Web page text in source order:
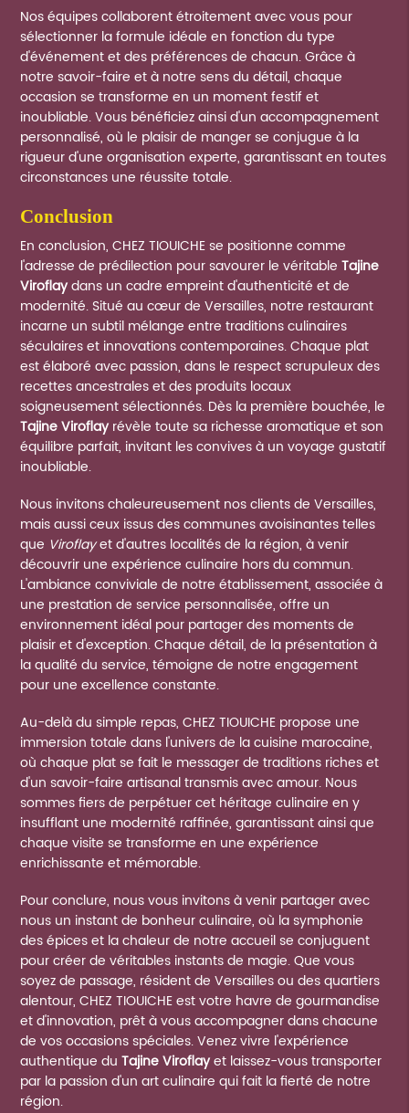
Nos équipes collaborent étroitement avec vous pour
sélectionner la formule idéale en fonction du type
d'événement et des préférences de chacun. Grâce à
notre savoir-faire et à notre sens du détail, chaque
occasion se transforme en un moment festif et
inoubliable. Vous bénéficiez ainsi d'un accompagnement
personnalisé, où le plaisir de manger se conjugue à la
rigueur d'une organisation experte, garantissant en toutes
circonstances une réussite totale.
conclusion
En conclusion, CHEZ TIOUICHE se positionne comme
l'adresse de prédilection pour savourer le véritableTajine
Viroflaydans un cadre empreint d'authenticité et de
modernité. Situé au cœur de Versailles, notre restaurant
incarne un subtil mélange entre traditions culinaires
séculaires et innovations contemporaines. Chaque plat
est élaboré avec passion, dans le respect scrupuleux des
recettes ancestrales et des produits locaux
soigneusement sélectionnés. Dès la première bouchée, le
Tajine Viroflay révèle toute sa richesse aromatique et son
équilibre parfait, invitant les convives à un voyage gustatif
inoubliable.
Nous invitons chaleureusement nos clients de Versailles,
mais aussi ceux issus des communes avoisinantes telles
que Viroflayet d'autres localités de la région, à venir
découvrir une expérience culinaire hors du commun.
L'ambiance conviviale de notre établissement, associée à
une prestation de service personnalisée, offre un
environnement idéal pour partager des moments de
plaisir et d'exception. Chaque détail, de la présentation à
la qualité du service, témoigne de notre engagement
pour une excellence constante.
Au-delà du simple repas, CHEZ TIOUICHE propose une
immersion totale dans l'univers de la cuisine marocaine,
où chaque plat se fait le messager de traditions riches et
d'un savoir-faire artisanal transmis avec amour. Nous
sommes fiers de perpétuer cet héritage culinaire en y
insufflant une modernité raffinée, garantissant ainsi que
chaque visite se transforme en une expérience
enrichissante et mémorable.
Pour conclure, nous vous invitons à venir partager avec
nous un instant de bonheur culinaire, où la symphonie
des épices et la chaleur de notre accueil se conjuguent
pour créer de véritables instants de magie. Que vous
soyez de passage, résident de Versailles ou des quartiers
alentour, CHEZ TIOUICHE est votre havre de gourmandise
et d'innovation, prêt à vous accompagner dans chacune
de vos occasions spéciales. Venez vivre l'expérience
authentique duTajine Viroflayet laissez-vous transporter
par la passion d'un art culinaire qui fait la fierté de notre
région.